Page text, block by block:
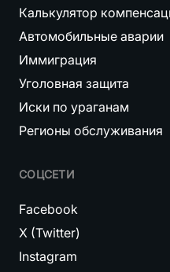
Калькулятор
Автомобильные аварии
Иммиграция
Уголовная защита
Иски по ураганам
Регионы обслуживания
СОЦСЕТИ
Facebook
X (Twitter)
Instagram